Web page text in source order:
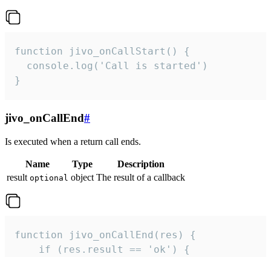
function jivo_onCallStart() {
  console.log('Call is started')
}
jivo_onCallEnd#
Is executed when a return call ends.
Name Type
Description
result optional object The result of a callback
function jivo_onCallEnd(res) {
    if (res.result == 'ok') {